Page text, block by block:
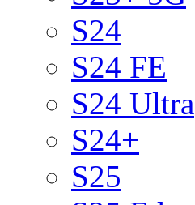
S24
S24 FE
S24 Ultra
S24+
S25